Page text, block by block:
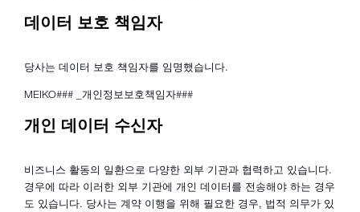
데이터 보호 책임자
당사는 데이터 보호 책임자를 임명했습니다.
MEIKO### _개인정보보호책임자###
개인 데이터 수신자
비즈니스 활동의 일환으로 다양한 외부 기관과 협력하고 있습니다.
경우에 따라 이러한 외부 기관에 개인 데이터를 전송해야 하는 경우
도 있습니다. 당사는 계약 이행을 위해 필요한 경우, 법적 의무가 있